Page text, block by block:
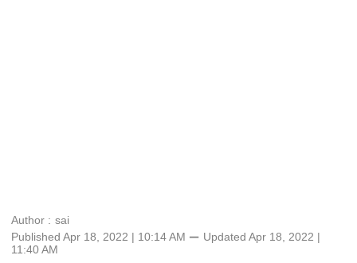
Author : sai
Published Apr 18, 2022 | 10:14 AM ⚊ Updated Apr 18, 2022 |
11:40 AM